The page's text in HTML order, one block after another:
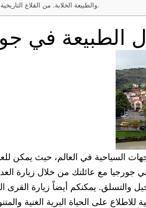
والطبيعة الخلابة. من القلاع التاريخية إلى الشواطئ الرملية والمتنزهات الوطنية، تجد في جورجيا كل ما تحتاجه لقضاء عطلة ممتعة ومثيرة مع عائلتك.
في
السياحية في العالم، حيث يمكن
مع عائلتك من خلال زيارة العديد
والتسلق. يمكنكم أيضاً زيارة
للاطلاع على الحياة البرية الغنية